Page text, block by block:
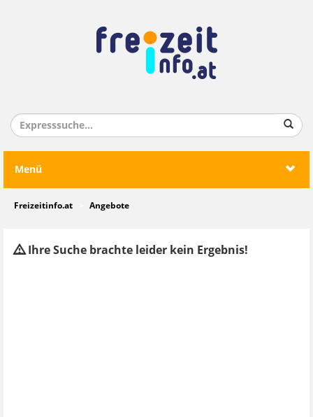
Menü
Freizeitinfo.at Angebote
Ihre Suche brachte leider kein Ergebnis!